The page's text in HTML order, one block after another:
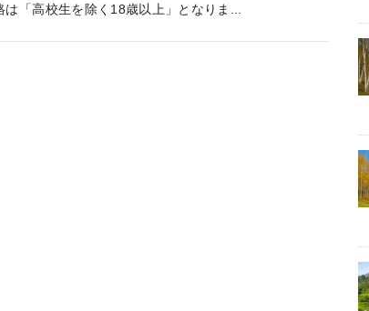
は「高校生を除く18歳以上」となりま...